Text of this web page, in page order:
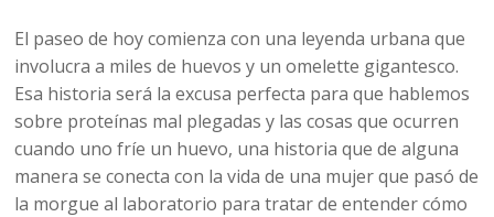
El paseo de hoy comienza con una leyenda urbana que
involucra a miles de huevos y un omelette gigantesco.
Esa historia será la excusa perfecta para que hablemos
sobre proteínas mal plegadas y las cosas que ocurren
cuando uno fríe un huevo, una historia que de alguna
manera se conecta con la vida de una mujer que pasó de
la morgue al laboratorio para tratar de entender cómo